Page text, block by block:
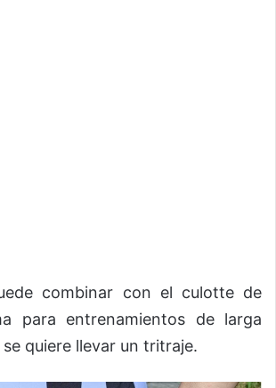
combinar con el culotte de
para entrenamientos de larga
quiere llevar un tritraje.